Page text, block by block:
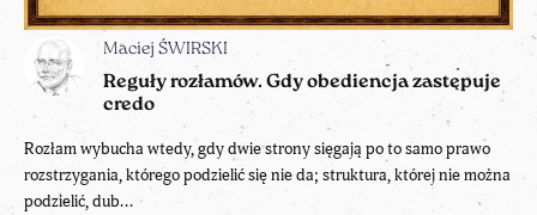
Maciej ŚWIRSKI
Reguły rozłamów. Gdy obediencja zastępuje
credo
Rozłam wybucha wtedy, gdy dwie strony sięgają po to samo prawo
rozstrzygania, którego podzielić się nie da; struktura, której nie można
podzielić, dub...